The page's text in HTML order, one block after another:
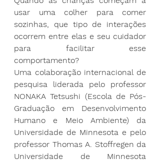
usar uma colher para comer
sozinhas, que tipo de interações
ocorrem entre elas e seu cuidador
para facilitar esse
comportamento?
Uma colaboração internacional de
pesquisa liderada pelo professor
NONAKA Tetsushi (Escola de Pós-
Graduação em Desenvolvimento
Humano e Meio Ambiente) da
Universidade de Minnesota e pelo
professor Thomas A. Stoffregen da
Universidade de Minnesota